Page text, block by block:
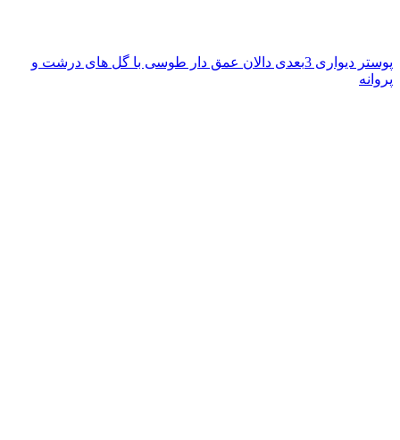
پوستر دیواری 3بعدی دالان عمق دار طوسی با گل های درشت و
پروانه